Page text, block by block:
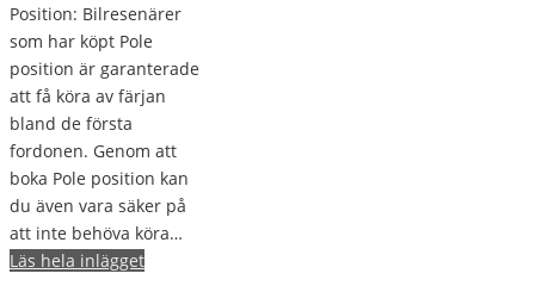
Position: Bilresenärer
som har köpt Pole
position är garanterade
att få köra av färjan
bland de första
fordonen. Genom att
boka Pole position kan
du även vara säker på
att inte behöva köra…
Läs hela inlägget